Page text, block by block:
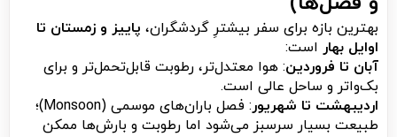
بهترین بازه برای سفر بیشترِ گردشگران، پاییز و زمستان تا
اوایل بهار است:
آبان تا فروردین: هوا معتدل‌تر، رطوبت قابل‌تحمل‌تر و برای
بک‌واتر و ساحل عالی است.
اردیبهشت تا شهریور
: فصل باران‌های موسمی (Monsoon)؛
طبیعت بسیار سرسبز می‌شود اما رطوبت و بارش‌ها ممکن